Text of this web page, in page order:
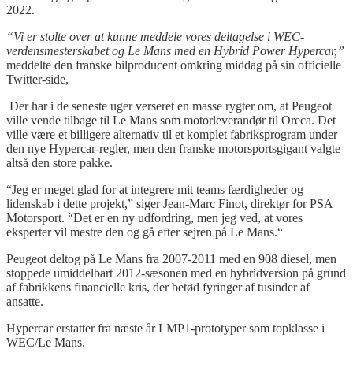
2022.
“Vi er stolte over at kunne meddele vores deltagelse i WEC-
verdensmesterskabet og Le Mans med en Hybrid Power Hypercar,”
meddelte den franske bilproducent omkring middag på sin officielle
Twitter-side,
Der har i de seneste uger verseret en masse rygter om, at Peugeot
ville vende tilbage til Le Mans som motorleverandør til Oreca. Det
ville være et billigere alternativ til et komplet fabriksprogram under
den nye Hypercar-regler, men den franske motorsportsgigant valgte
altså den store pakke.
“Jeg er meget glad for at integrere mit teams færdigheder og
lidenskab i dette projekt,” siger Jean-Marc Finot, direktør for PSA
Motorsport. “Det er en ny udfordring, men jeg ved, at vores
eksperter vil mestre den og gå efter sejren på Le Mans.“
Peugeot deltog på Le Mans fra 2007-2011 med en 908 diesel, men
stoppede umiddelbart 2012-sæsonen med en hybridversion på grund
af fabrikkens financielle kris, der betød fyringer af tusinder af
ansatte.
Hypercarerstatter fra næste år LMP1-prototyper som topklasse i
WEC/Le Mans.